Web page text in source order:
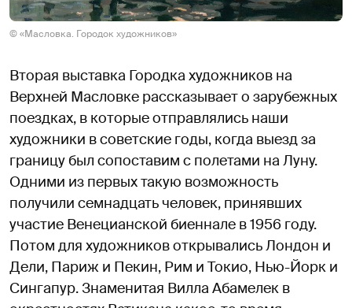
© «Масловка. Городок художников»
Вторая выставка Городка художников на
Верхней Масловке рассказывает о зарубежных
поездках, в которые отправлялись наши
художники в советские годы, когда выезд за
границу был сопоставим с полетами на Луну.
Одними из первых такую возможность
получили семнадцать человек, принявших
участие Венецианской биеннале в 1956 году.
Потом для художников открывались Лондон и
Дели, Париж и Пекин, Рим и Токио, Нью-Йорк и
Сингапур. Знаменитая Вилла Абамелек в